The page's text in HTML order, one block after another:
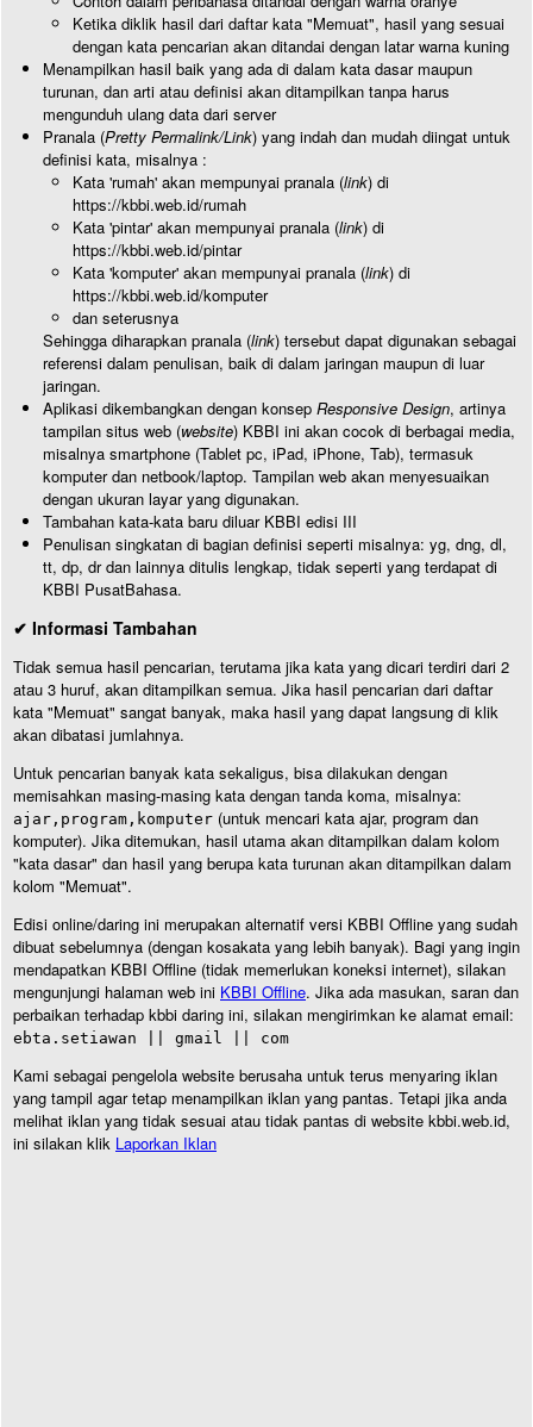
Ketika diklik hasil dari daftar kata "Memuat", hasil yang sesuai
dengan kata pencarian akan ditandai dengan latar warna kuning
Menampilkan hasil baik yang ada di dalam kata dasar maupun
turunan, dan arti atau definisi akan ditampilkan tanpa harus
mengunduh ulang data dari server
Pranala (Pretty Permalink/Link) yang indah dan mudah diingat untuk
definisi kata, misalnya :
Kata 'rumah' akan mempunyai pranala (link) di
https://kbbi.web.id/rumah
Kata 'pintar' akan mempunyai pranala (link) di
https://kbbi.web.id/pintar
Kata 'komputer' akan mempunyai pranala (link) di
https://kbbi.web.id/komputer
dan seterusnya
Sehingga diharapkan pranala (link) tersebut dapat digunakan sebagai
referensi dalam penulisan, baik di dalam jaringan maupun di luar
jaringan.
Aplikasi dikembangkan dengan konsep Responsive Design, artinya
tampilan situs web (website) KBBI ini akan cocok di berbagai media,
misalnya smartphone (Tablet pc, iPad, iPhone, Tab), termasuk
komputer dan netbook/laptop. Tampilan web akan menyesuaikan
dengan ukuran layar yang digunakan.
Tambahan kata-kata baru diluar KBBI edisi III
Penulisan singkatan di bagian definisi seperti misalnya: yg, dng, dl,
tt, dp, dr dan lainnya ditulis lengkap, tidak seperti yang terdapat di
KBBI PusatBahasa.
✔ Informasi Tambahan
Tidak semua hasil pencarian, terutama jika kata yang dicari terdiri dari 2
atau 3 huruf, akan ditampilkan semua. Jika hasil pencarian dari daftar
kata "Memuat" sangat banyak, maka hasil yang dapat langsung di klik
akan dibatasi jumlahnya.
Untuk pencarian banyak kata sekaligus, bisa dilakukan dengan
memisahkan masing-masing kata dengan tanda koma, misalnya:
ajar,program,komputer (untuk mencari kata ajar, program dan
komputer). Jika ditemukan, hasil utama akan ditampilkan dalam kolom
"kata dasar" dan hasil yang berupa kata turunan akan ditampilkan dalam
kolom "Memuat".
Edisi online/daring ini merupakan alternatif versi KBBI Offline yang sudah
dibuat sebelumnya (dengan kosakata yang lebih banyak). Bagi yang ingin
mendapatkan KBBI Offline (tidak memerlukan koneksi internet), silakan
mengunjungi halaman web ini KBBI Offline. Jika ada masukan, saran dan
perbaikan terhadap kbbi daring ini, silakan mengirimkan ke alamat email:
ebta.setiawan || gmail || com
Kami sebagai pengelola website berusaha untuk terus menyaring iklan
yang tampil agar tetap menampilkan iklan yang pantas. Tetapi jika anda
melihat iklan yang tidak sesuai atau tidak pantas di website kbbi.web.id,
ini silakan klik Laporkan Iklan